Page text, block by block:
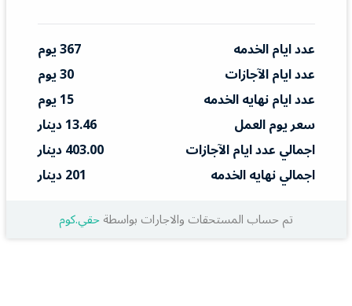
عدد ايام الخدمه
367 يوم
عدد ايام الآجازات
30 يوم
عدد ايام نهايه الخدمه
15 يوم
سعر يوم العمل
13.46 دينار
اجمالي عدد ايام الآجازات
403.00 دينار
اجمالي نهايه الخدمه
201 دينار
تم حساب المستحقات والاجارات بواسطةحقي.كوم